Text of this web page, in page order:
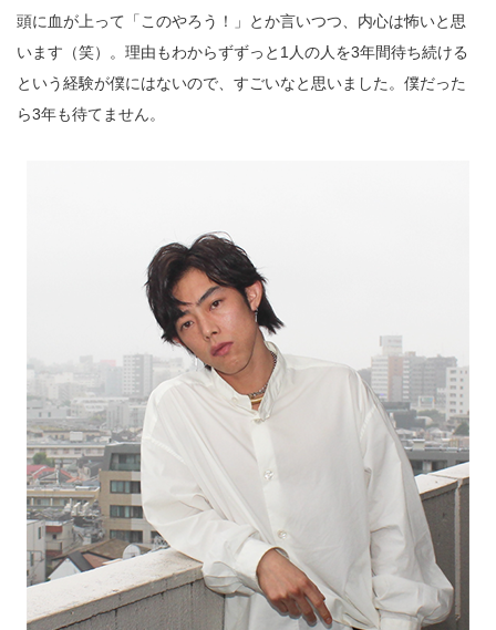
頭に血が上って「このやろう！」とか言いつつ、内心は怖いと思
います（笑）。理由もわからずずっと1人の人を3年間待ち続ける
という経験が僕にはないので、すごいなと思いました。僕だった
ら3年も待てません。